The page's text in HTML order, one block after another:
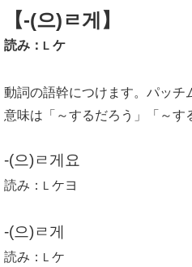
【-(으)ㄹ게】
読み： L ケ
動詞の語幹につけます。パッチ
意味は「～するだろう」「～す
-(으)ㄹ게요
読み： ケヨ
-(으)ㄹ게
読み： ケ